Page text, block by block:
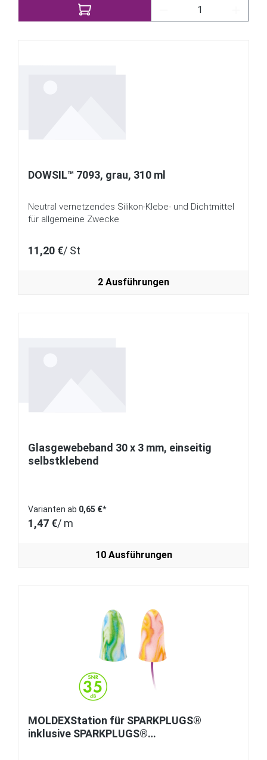
Produkt Anzahl:
DOWSIL™ 7093, grau, 310 ml
Neutral vernetzendes Silikon-Klebe- und Dichtmittel
für allgemeine Zwecke
11,20 €/ St
2 Ausführungen
Glasgewebeband 30 x 3 mm, einseitig
selbstklebend
Varianten ab 0,65 €*
1,47 €/ m
10 Ausführungen
MOLDEXStation für SPARKPLUGS®
inklusive SPARKPLUGS®